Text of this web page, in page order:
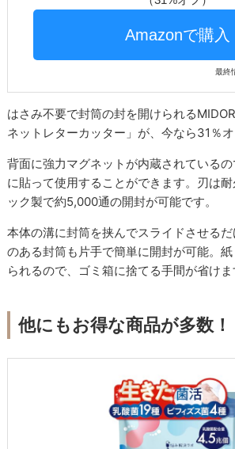
最終
はさみ不要で封筒の封を開けられる
ネットレターカッター」が、今なら31％オ
背面に強力マグネットが内蔵されている
に貼って使用することができます。刃は
ック製で約5,000通の開封が可能です。
本体の溝に封筒を挟んでスライドさせる
のある封筒も片手で簡単に開封が可能。
られるので、ゴミ箱に捨てる手間が省けま
他にもお得な商品が多数！